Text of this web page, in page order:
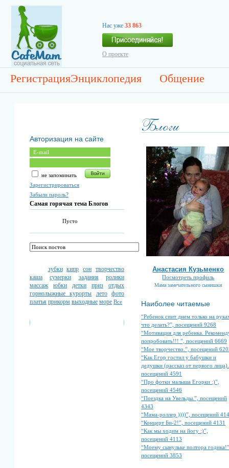
Нас уже 33 863
О проекте
РегистрацияЭнциклопедия Общение
Авторизация на сайте
не запоминать
Зарегистрироваться
Забыли пароль?
Самая горячая тема Блогов
Пусто
зубки кипр сон творчество
каша
сумерки задания
ролики
массаж
юбки детки приз
отдых
горнолыжные курорты
лето фото
платья прикорм выходные море Все
Анастасия Кузьменко
Посмотреть профиль
Мама замечательного сынишки
Наиболее читаемые
“Ребенок спит днем только на
что делать?”, посещений 9268
“Мотивация для ребенка.
попробовать!!! ”, посещений 6669
“Мое творчество.”, посещений
“Как Егор гостил у бабушки и
дедушки (рассказ от первого
посещений 4591
“Про фотки малыша Егорки :)”,
посещений 4546
“Поездка на Увельды.”, посещений
4343
“Мама-роллер ))))”, посещений
“Концерт Би-2!”, посещений 4131
“Как мы ходим на йогу :)”,
посещений 4113
“Моему сынульке полтора
посещений 3853